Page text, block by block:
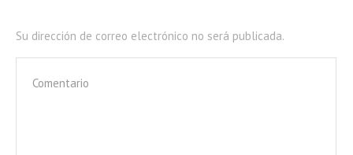
Su dirección de correo electrónico no será publicada.